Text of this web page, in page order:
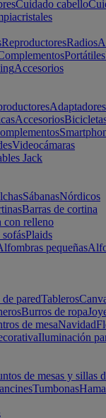
Cuidado cabello
ReproductoresRadios
Portátiles
Accesorios
Adaptadores
Accesorios
Videocámaras
Jack
SábanasNórdicos
Barras de cortina
con relleno
sofásPlaids
pequeñas
paredTableros
Burros de ropa
de mesaNavidad
Iluminación
de mesas y sillas
Tumbonas